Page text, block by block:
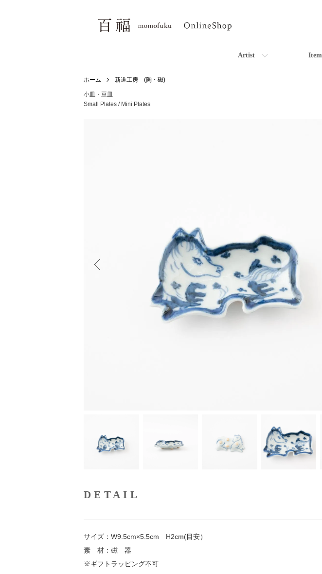
Artist Item
ホーム 新道工房 (陶・磁)
小皿・豆皿
Small Plates / Mini Plates
DETAIL
サイズ：W9.5cm×5.5cm H2cm(目安）
素 材：磁 器
※ギフトラッピング不可